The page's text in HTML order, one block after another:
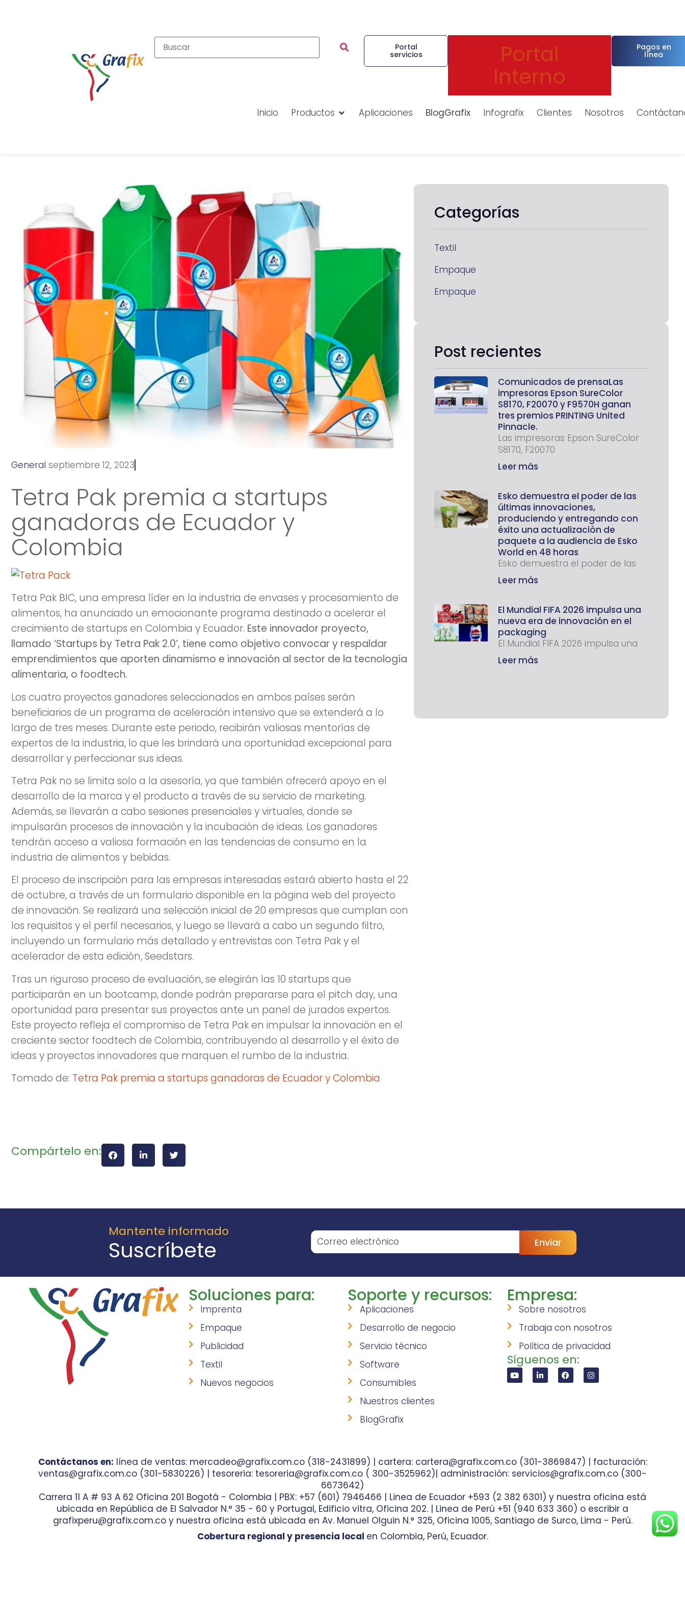
Portal
servicios Portal
Interno
Pagos en
línea
Inicio Productos Aplicaciones BlogGrafix Infografix Clientes Nosotros
General septiembre 12, 2
0
2
3
Tetra Pak premia a startups
ganadoras de Ecuador y
Colombia
Tetra Pak BIC, una empresa líder en la industria de envases y procesamiento de
alimentos, ha anunciado un emocionante programa destinado a acelerar el
crecimiento de startups en Colombia y Ecuador. Este innovador proyecto,
llamado ‘Startups by Tetra Pak 2.0’, tiene como objetivo convocar y respaldar
emprendimientos que aporten dinamismo e innovación al sector de la tecnología
alimentaria, o foodtech.
Los cuatro proyectos ganadores seleccionados en ambos países serán
beneficiarios de un programa de aceleración intensivo que se extenderá a lo
largo de tres meses. Durante este periodo, recibirán valiosas mentorías de
expertos de la industria, lo que les brindará una oportunidad excepcional para
desarrollar y perfeccionar sus ideas.
Tetra Pak no se limita solo a la asesoría, ya que también ofrecerá apoyo en el
desarrollo de la marca y el producto a través de su servicio de marketing.
Además, se llevarán a cabo sesiones presenciales y virtuales, donde se
impulsarán procesos de innovación y la incubación de ideas. Los ganadores
tendrán acceso a valiosa formación en las tendencias de consumo en la
industria de alimentos y bebidas.
El proceso de inscripción para las empresas interesadas estará abierto hasta el 22
de octubre, a través de un formulario disponible en la página web del proyecto
de innovación. Se realizará una selección inicial de 20 empresas que cumplan con
los requisitos y el perfil necesarios, y luego se llevará a cabo un segundo filtro,
incluyendo un formulario más detallado y entrevistas con Tetra Pak y el
acelerador de esta edición, Seedstars.
Tras un riguroso proceso de evaluación, se elegirán las 10 startups que
participarán en un bootcamp, donde podrán prepararse para el pitch day, una
oportunidad para presentar sus proyectos ante un panel de jurados expertos.
Este proyecto refleja el compromiso de Tetra Pak en impulsar la innovación en el
creciente sector foodtech de Colombia, contribuyendo al desarrollo y el éxito de
ideas y proyectos innovadores que marquen el rumbo de la industria.
Tomado de: Tetra Pak premia a startups ganadoras de Ecuador y Colombia
Compártelo en:
Categorías
Textil
Empaque
Empaque
Post recientes
Comunicados de prensaLas
impresoras Epson SureColor
S8170, F20070 y F9570H ganan
tres premios PRINTING United
Pinnacle.
Las impresoras Epson SureColor
S8170, F20070
Leer más
Esko demuestra el poder de las
últimas innovaciones,
produciendo y entregando con
éxito una actualización de
paquete a la audiencia de Esko
World en 48 horas
Esko demuestra el poder de las
Leer más
El Mundial FIFA 2026 impulsa una
nueva era de innovación en el
packaging
El Mundial FIFA 2026 impulsa una
Leer más
Mantente informado
Suscríbete Enviar
Soluciones para:
Imprenta
Empaque
Publicidad
Textil
Nuevos negocios
Soporte y recursos:
Aplicaciones
Desarrollo de negocio
Servicio técnico
Software
Consumibles
Nuestros clientes
BlogGrafix
Empresa:
Sobre nosotros
Trabaja con nosotros
Política de privacidad
Síguenos en:
Contáctanos en: línea de ventas: mercadeo@grafix.com.co (318-2431899) | cartera: cartera@grafix.com.co (301-3869847) | facturación:
ventas@grafix.com.co (301-5830226) | tesoreria: tesoreria@grafix.com.co ( 300-3525962)| administración: servicios@grafix.com.co (300-
6673642)
Carrera 11 A # 93 A 62 Oficina 201 Bogotá - Colombia | PBX: +57 (601) 7946466 | Linea de Ecuador +593 (2 382 6301) y nuestra oficina está
ubicada en República de El Salvador N.° 35 - 60 y Portugal, Edificio vitra, Oficina 202. | Linea de Perú +51 (940 633 360) o escribir a
grafixperu@grafix.com.co y nuestra oficina está ubicada en Av. Manuel Olguin N.° 325, Oficina 1005, Santiago de Surco, Lima - Perú.
Cobertura regional y presencia local en Colombia, Perú, Ecuador.